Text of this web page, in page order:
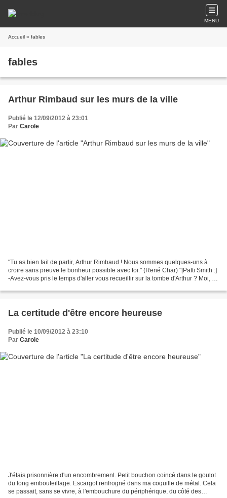
MENU
Accueil » fables
fables
Arthur Rimbaud sur les murs de la ville
Publié le 12/09/2012 à 23:01
Par Carole
"Tu as bien fait de partir, Arthur Rimbaud ! Nous sommes quelques-uns à
croire sans preuve le bonheur possible avec toi." (René Char) "[Patti Smith :]
-Avez-vous pris le temps d'aller vous recueillir sur la tombe d'Arthur ? Moi, j'y
La certitude d'être encore heureuse
Publié le 10/09/2012 à 23:10
Par Carole
J'étais prisonnière d'un encombrement. Petit bouchon coincé dans le goulot
du long embouteillage. Escargot renfrogné dans ma coquille de métal. Cela
se passait, sans se vivre, à l'embouchure du périphérique, du côté des